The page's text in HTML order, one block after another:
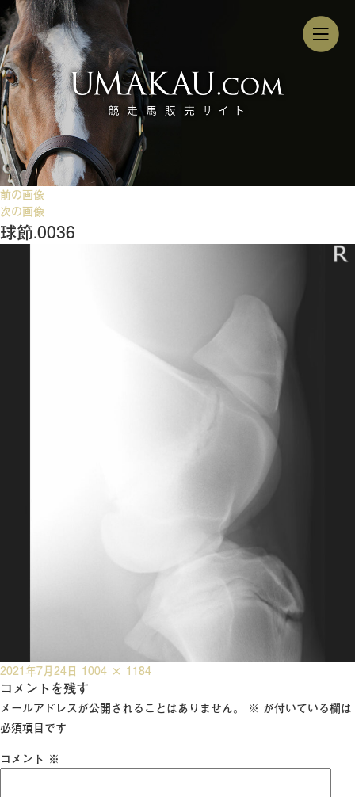
前の画像
次の画像
球節.0036
投
稿
日:
2021年7月24日 フ
ル
サ
1004 × 1184
コメントを残す
メールアドレスが公開されることはありません。 ※ が付いている欄は
必須項目です
コメント ※